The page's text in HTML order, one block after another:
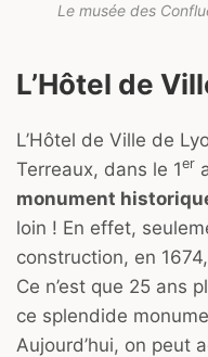
Le musée des
L’Hôtel de
L’Hôtel de Ville de
Terreaux, dans le 1er
monument
loin ! En effet,
construction, en
Ce n’est que 25 ans
ce splendide
Aujourd’hui, on peut